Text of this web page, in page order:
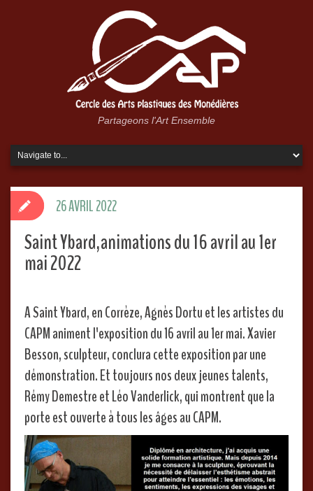
Partageons l'Art Ensemble
Saint Ybard,animations du 16 avril au 1er
mai 2022
A Saint Ybard, en Corrèze, Agnès Dortu et les artistes du
CAPM animent l'exposition du 16 avril au 1er mai. Xavier
Besson, sculpteur, conclura cette exposition par une
démonstration. Et toujours nos deux jeunes talents,
Rémy Demestre et Léo Vanderlick, qui montrent que la
porte est ouverte à tous les âges au CAPM.
26 AVRIL 2022